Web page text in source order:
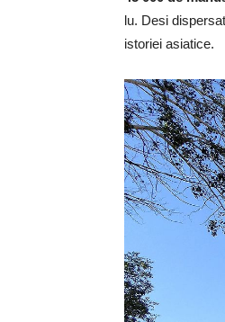
lu. Desi
istoriei asiatice.